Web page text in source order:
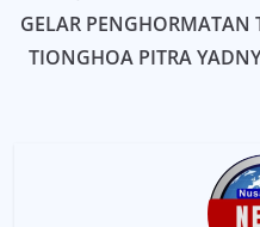
GELAR PENGHORMATAN
TIONGHOA PITRA